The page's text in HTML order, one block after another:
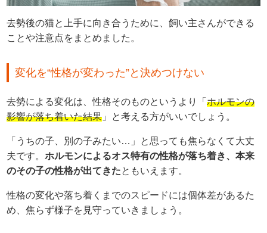
去勢後の猫と上手に向き合うために、飼い主さんができる
ことや注意点をまとめました。
変化を“性格が変わった”と決めつけない
去勢による変化は、性格そのものというより「ホルモンの
影響が落ち着いた結果 」と考える方がいいでしょう。
「うちの子、別の子みたい…」と思っても焦らなくて大丈
夫です。ホルモンによるオス特有の性格が落ち着き、本来
のその子の性格が出てきたともいえます。
性格の変化や落ち着くまでのスピードには個体差があるた
め、焦らず様子を見守っていきましょう。